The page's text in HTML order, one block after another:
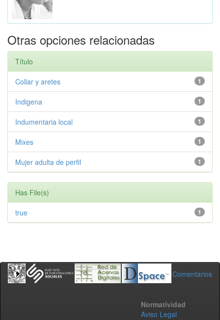
Otras opciones relacionadas
Título
1
Collar y aretes
1
Indigena
1
Indumentaria local
1
Mixes
1
Mujer adulta de perfil
Has File(s)
1
true
Comentarios
Normatividad
Aviso Legal